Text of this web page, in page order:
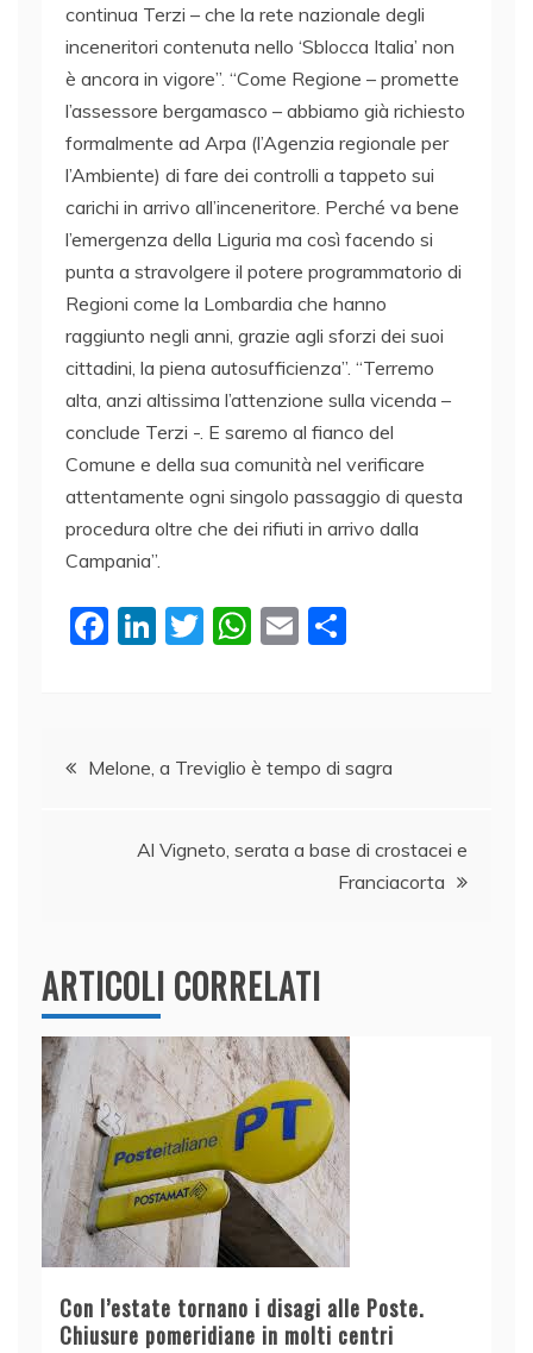
continua Terzi – che la rete nazionale degli
inceneritori contenuta nello ‘Sblocca Italia’ non
è ancora in vigore”. “Come Regione – promette
l’assessore bergamasco – abbiamo già richiesto
formalmente ad Arpa (l’Agenzia regionale per
l’Ambiente) di fare dei controlli a tappeto sui
carichi in arrivo all’inceneritore. Perché va bene
l’emergenza della Liguria ma così facendo si
punta a stravolgere il potere programmatorio di
Regioni come la Lombardia che hanno
raggiunto negli anni, grazie agli sforzi dei suoi
cittadini, la piena autosufficienza”. “Terremo
alta, anzi altissima l’attenzione sulla vicenda –
conclude Terzi -. E saremo al fianco del
Comune e della sua comunità nel verificare
attentamente ogni singolo passaggio di questa
procedura oltre che dei rifiuti in arrivo dalla
Campania”.
F
b
Li
dI
T
W
A
p
E
vi
Navigazione
Melone, a Treviglio è tempo di sagra
Al Vigneto, serata a base di crostacei e
Franciacorta
ARTICOLI CORRELATI
Con l’estate tornano i disagi alle Poste.
Chiusure pomeridiane in molti centri